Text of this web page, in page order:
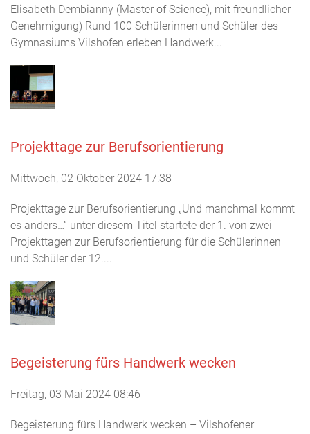
Elisabeth Dembianny (Master of Science), mit freundlicher
Genehmigung) Rund 100 Schülerinnen und Schüler des
Gymnasiums Vilshofen erleben Handwerk...
Projekttage zur Berufsorientierung
Mittwoch, 02 Oktober 2024 17:38
Projekttage zur Berufsorientierung „Und manchmal kommt
es anders…“ unter diesem Titel startete der 1. von zwei
Projekttagen zur Berufsorientierung für die Schülerinnen
und Schüler der 12....
Begeisterung fürs Handwerk wecken
Freitag, 03 Mai 2024 08:46
Begeisterung fürs Handwerk wecken – Vilshofener